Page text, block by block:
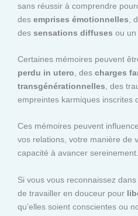
sans réussir à comprendre
des emprises émotionnelles ,
des sensations diffuses ou un
Certaines mémoires peuvent
perdu in utero , des charges
transgénérationnelles , des
empreintes karmiques inscrites
Ces mémoires peuvent
vos relations, votre manière de
capacité à avancer sereinement.
Si vous vous reconnaissez
de travailler en douceur pour
qu’elles soient conscientes ou